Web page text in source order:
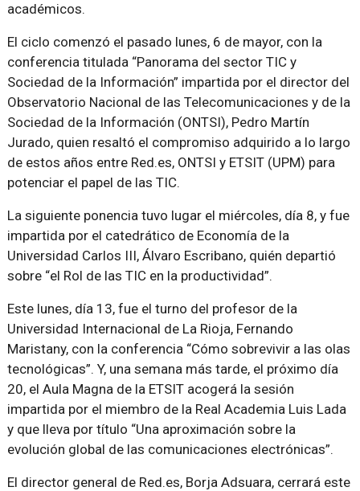
académicos.
El ciclo comenzó el pasado lunes, 6 de mayor, con la
conferencia titulada “Panorama del sector TIC y
Sociedad de la Información” impartida por el director del
Observatorio Nacional de las Telecomunicaciones y de la
Sociedad de la Información (ONTSI), Pedro Martín
Jurado, quien resaltó el compromiso adquirido a lo largo
de estos años entre Red.es, ONTSI y ETSIT (UPM) para
potenciar el papel de las TIC.
La siguiente ponencia tuvo lugar el miércoles, día 8, y fue
impartida por el catedrático de Economía de la
Universidad Carlos III, Álvaro Escribano, quién departió
sobre “el Rol de las TIC en la productividad”.
Este lunes, día 13, fue el turno del profesor de la
Universidad Internacional de La Rioja, Fernando
Maristany, con la conferencia “Cómo sobrevivir a las olas
tecnológicas”. Y, una semana más tarde, el próximo día
20, el Aula Magna de la ETSIT acogerá la sesión
impartida por el miembro de la Real Academia Luis Lada
y que lleva por título “Una aproximación sobre la
evolución global de las comunicaciones electrónicas”.
El director general de Red.es, Borja Adsuara, cerrará este